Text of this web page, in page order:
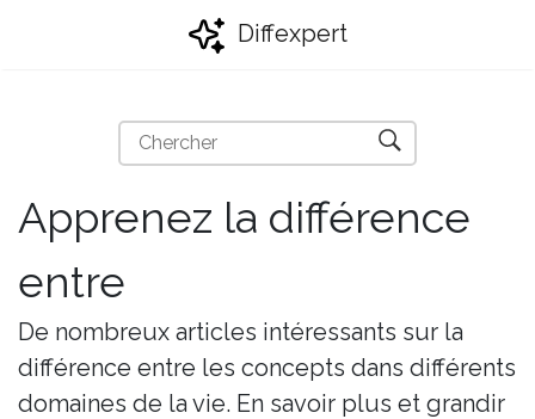
Diffexpert
Apprenez la différence
entre
De nombreux articles intéressants sur la
différence entre les concepts dans différents
domaines de la vie. En savoir plus et grandir